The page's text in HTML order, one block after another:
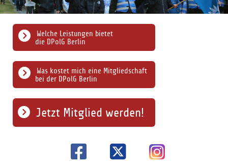
Was kostet mich eine Mitgliedschaft
bei der DPolG Berlin
Welche Leistungen bietet
die DPolG Berlin
Jetzt Mitglied werden!